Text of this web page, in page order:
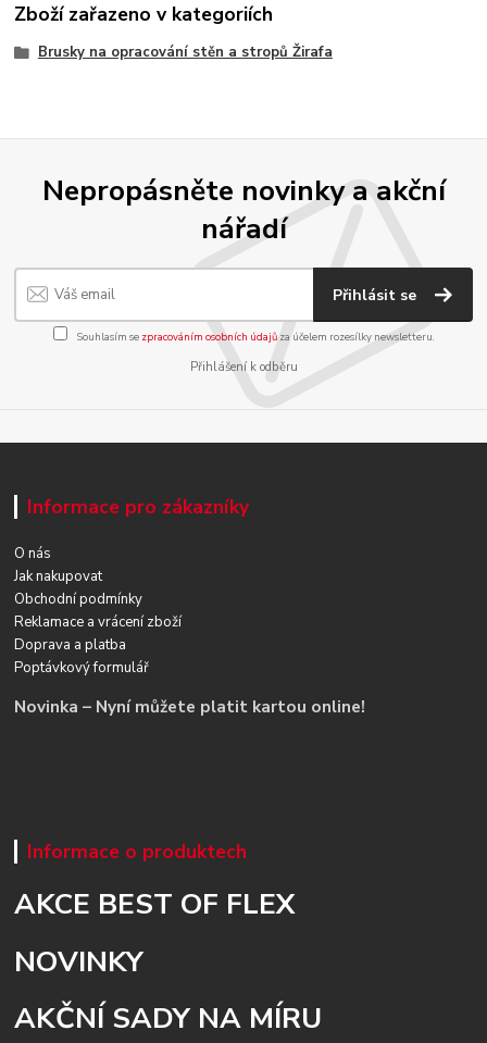
Zboží zařazeno v kategoriích
Brusky na opracování stěn a stropů Žirafa
Nepropásněte novinky a akční
nářadí
Přihlásit se
Souhlasím se zpracováním osobních údajůza účelem rozesílky newsletteru.
Přihlášení k odběru
Informace pro zákazníky
O nás
Jak nakupovat
Obchodní podmínky
Reklamace a vrácení zboží
Doprava a platba
Poptávkový formulář
Novinka – Nyní můžete platit kartou online!
Informace o produktech
AKCE BEST OF FLEX
NOVINKY
AKČNÍ SADY NA MÍRU